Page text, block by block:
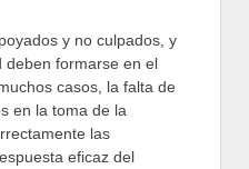
y no culpados, y
deben formarse en el
casos, la falta de
en la toma de la
las
eficaz del